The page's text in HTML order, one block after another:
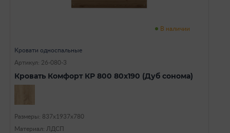
В наличии
Кровати односпальные
Артикул: 26-080-3
Кровать Комфорт КР 800 80х190 (Дуб сонома)
Размеры: 837х1937х780
Материал: ЛДСП